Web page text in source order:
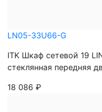
LN05-33U66-G
ITK Шкаф сетевой 19
стеклянная передняя
18 086 ₽